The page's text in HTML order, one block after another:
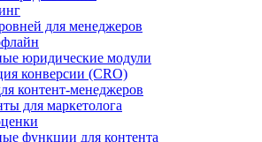
для менеджеров
юридические модули
конверсии (CRO)
контент-менеджеров
для маркетолога
функции для контента